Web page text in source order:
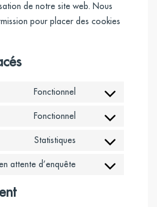
de notre site web. Nous
pour placer des cookies
Fonctionnel
Consent
wordpress
Fonctionnel
Consent
wordfence
Statistiques
Consent
attente d’enquête
Consent